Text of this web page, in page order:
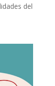
del